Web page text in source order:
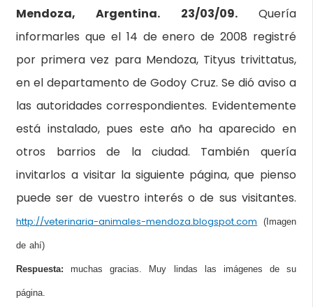
Mendoza, Argentina. 23/03/09.Quería
informarles que el 14 de enero de 2008 registré
por primera vez para Mendoza, Tityus trivittatus,
en el departamento de Godoy Cruz. Se dió aviso a
las autoridades correspondientes. Evidentemente
está instalado, pues este año ha aparecido en
otros barrios de la ciudad. También quería
invitarlos a visitar la siguiente página, que pienso
puede ser de vuestro interés o de sus visitantes.
http://veterinaria-animales-mendoza.blogspot.com (Imagen
de ahí)
Respuesta: muchas gracias. Muy lindas las imágenes de su
página.